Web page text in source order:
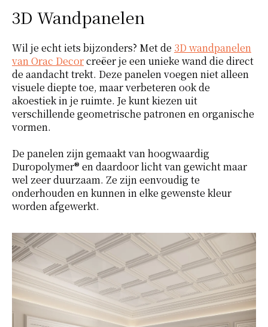
3D Wandpanelen
Wil je echt iets bijzonders? Met de 3D wandpanelen
van Orac Decorcreëer je een unieke wand die direct
de aandacht trekt. Deze panelen voegen niet alleen
visuele diepte toe, maar verbeteren ook de
akoestiek in je ruimte. Je kunt kiezen uit
verschillende geometrische patronen en organische
vormen.
De panelen zijn gemaakt van hoogwaardig
Duropolymer® en daardoor licht van gewicht maar
wel zeer duurzaam. Ze zijn eenvoudig te
onderhouden en kunnen in elke gewenste kleur
worden afgewerkt.